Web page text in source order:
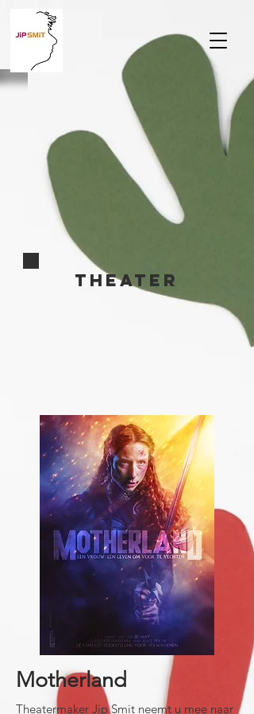
tHeater
Motherland
Theatermaker Jip Smit neemt u mee naar